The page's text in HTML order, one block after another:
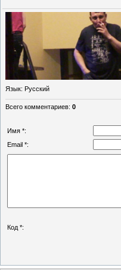
Язык: Русский
Всего комментариев: 0
Имя *:
Email *:
Код *: